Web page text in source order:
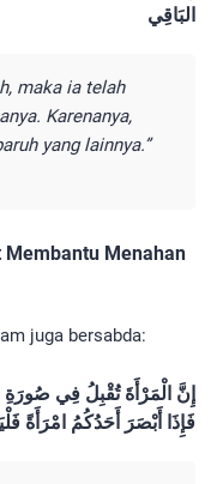
البَاقِي
maka ia telah
Karenanya,
yang lainnya.”
Membantu Menahan
juga bersabda:
إِنَّ الْمَرْأَةَ تُقْبِلُ فِي
فَإِذَا أَبْصَرَ أَحَدُكُمُ امْرَأَةً